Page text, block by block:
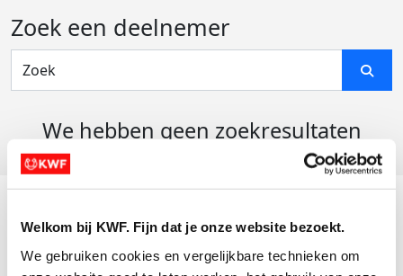
Welkom bij KWF. Fijn dat je onze website bezoekt.
We gebruiken cookies en vergelijkbare technieken om
Zoek een deelnemer
We hebben geen zoekresultaten
Actiematerialen
Evenementen